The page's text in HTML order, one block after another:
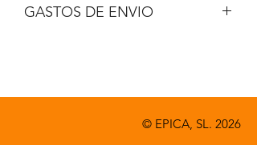
GASTOS DE ENVIO
© EPICA, SL. 2026